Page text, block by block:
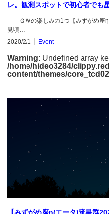
レ。観測スポットで初心者でも
ＧＷの楽しみの1つ【みずがめ座η(
見頃…
2020/2/1
Event
Warning: Undefined array
/home/hideo3284/
content/themes/
【みずがめ座η(エータ)流星群